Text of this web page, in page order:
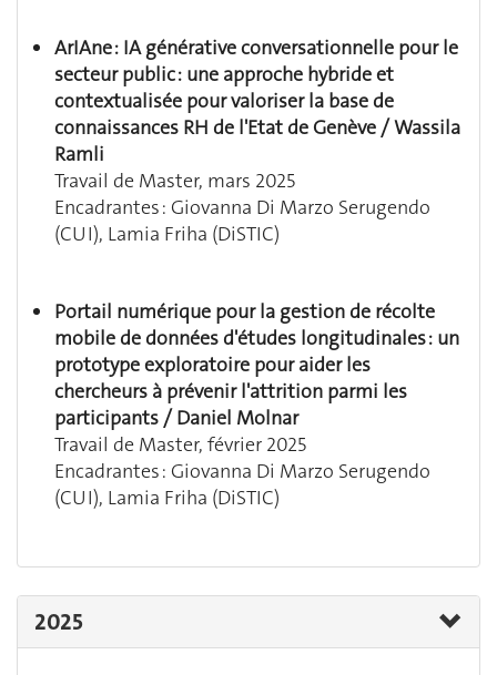
ArIAne : IA générative conversationnelle pour le
secteur public : une approche hybride et
contextualisée pour valoriser la base de
connaissances RH de l'Etat de Genève / Wassila
Ramli
Travail de Master, mars 2025
Encadrantes : Giovanna Di Marzo Serugendo
(CUI), Lamia Friha (DiSTIC)
Portail numérique pour la gestion de récolte
mobile de données d'études longitudinales : un
prototype exploratoire pour aider les
chercheurs à prévenir l'attrition parmi les
participants / Daniel Molnar
Travail de Master, février 2025
Encadrantes : Giovanna Di Marzo Serugendo
(CUI), Lamia Friha (DiSTIC)
2025